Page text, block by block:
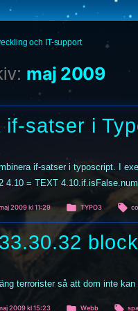
och IT-support
maj 2009
if-satser i
if-satser i typoscript. I
4.10 = TEXT
2009 kl 11:29
Publicerat
TYPO3
terrorister så att dom inte
2009 kl 15:23 Publicerat
Webb